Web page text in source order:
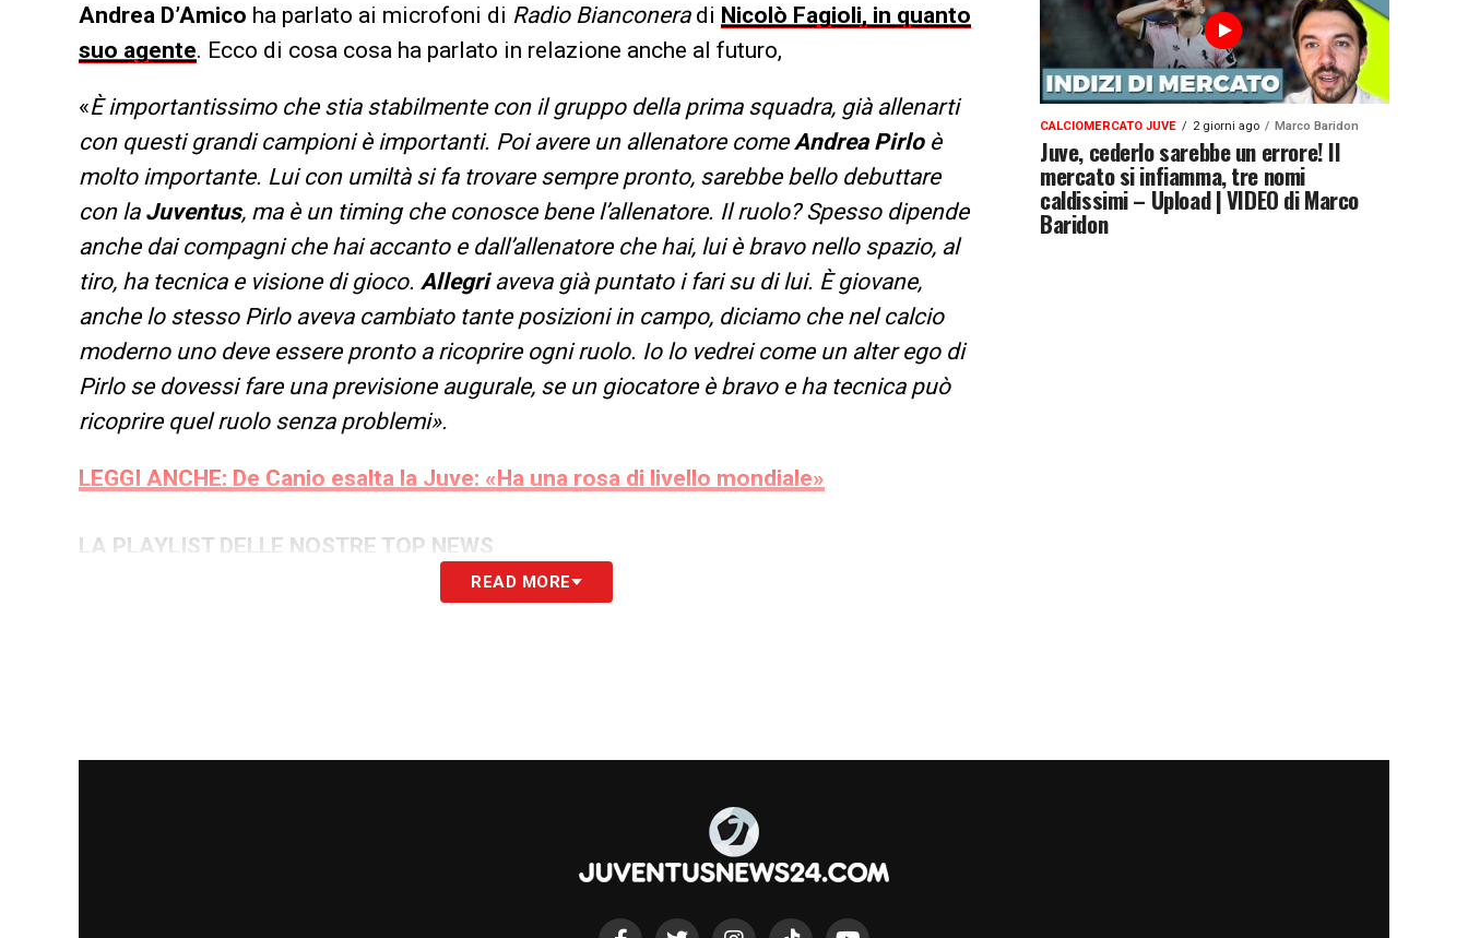
Andrea D’Amico ha parlato ai microfoni di Radio Bianconeradi Nicolò Fagioli, in quanto
suo agente. Ecco di cosa cosa ha parlato in relazione anche al futuro,
«È importantissimo che stia stabilmente con il gruppo della prima squadra, già allenarti
con questi grandi campioni è importanti. Poi avere un allenatore come Andrea Pirloè
molto importante. Lui con umiltà si fa trovare sempre pronto, sarebbe bello debuttare
con la Juventus, ma è un timing che conosce bene l’allenatore. Il ruolo? Spesso dipende
anche dai compagni che hai accanto e dall’allenatore che hai, lui è bravo nello spazio, al
tiro, ha tecnica e visione di gioco. Allegriaveva già puntato i fari su di lui. È giovane,
anche lo stesso Pirlo aveva cambiato tante posizioni in campo, diciamo che nel calcio
moderno uno deve essere pronto a ricoprire ogni ruolo. Io lo vedrei come un alter ego di
Pirlo se dovessi fare una previsione augurale, se un giocatore è bravo e ha tecnica può
ricoprire quel ruolo senza problemi».
LEGGI ANCHE: De Canio esalta la Juve: «Ha una rosa di livello mondiale»
LA PLAYLIST DELLE NOSTRE TOP NEWS
READ MORE
CALCIOMERCATO JUVE 2 giorni ago Marco Baridon
Juve, cederlo sarebbe un errore! Il
mercato si infiamma, tre nomi
caldissimi – Upload | VIDEO di Marco
Baridon